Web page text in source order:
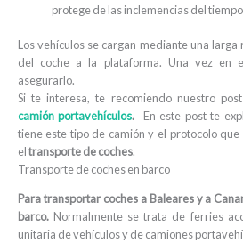
protege de las inclemencias del
Los vehículos se cargan mediante una
del coche a la plataforma. Una vez en
asegurarlo.
Si te interesa, te recomiendo nuestro post
camión portavehículos.
En este post te
tiene este tipo de camión y el protocolo
eltransporte de coches.
Transporte de coches en barco
Para transportar coches a Baleares y a
barco.Normalmente se trata de ferries
unitaria de vehículos y de camiones